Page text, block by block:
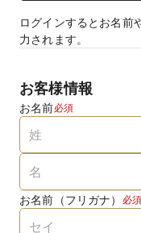
ログインするとお名前
力されます。
お客様情報
お名前必須
お名前（フリガナ） 必須